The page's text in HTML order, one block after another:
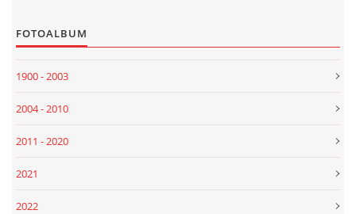
FOTOALBUM
1900 - 2003
2004 - 2010
2011 - 2020
2021
2022